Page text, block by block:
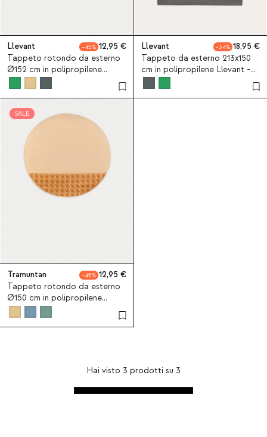
Llevant 45
12,95
Tappeto rotondo da esterno
Ø152 cm in polipropilene
Llevant 34
18,95
Tappeto da esterno 213x150
cm in polipropilene Llevant -
SALE
Tramuntan 45
12,95
Tappeto rotondo da esterno
Ø150 cm in polipropilene
Tramuntan - Giallo Wheat
Hai visto 3 prodotti su 3